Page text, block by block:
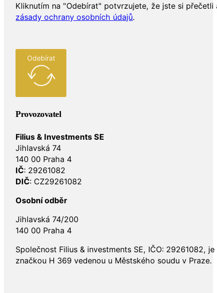
Kliknutím na "Odebírat" potvrzujete, že jste si přečetli
zásady ochrany osobních údajů.
Odebírat
Provozovatel
Filius & Investments SE
Jihlavská 74
140 00 Praha 4
IČ: 29261082
DIČ: CZ29261082
Osobní odběr
Jihlavská 74/200
140 00 Praha 4
Společnost Filius & investments SE, IČO: 29261082,
značkou H 369 vedenou u Městského soudu v Praze.